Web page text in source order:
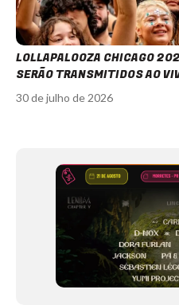
LOLLAPALOOZA CHICAGO
SERÃO TRANSMITIDOS AO
30 de julho de 2026